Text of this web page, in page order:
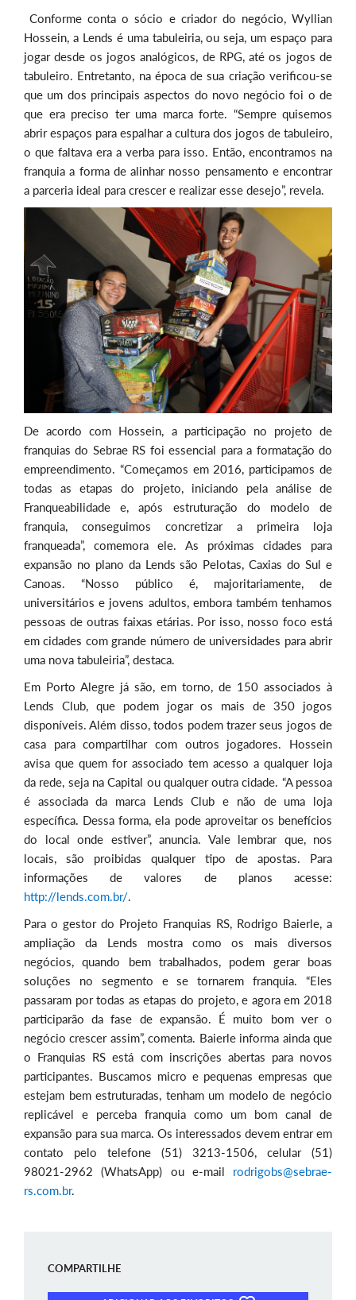
Conforme conta o sócio e criador do negócio, Wyllian
Hossein, a Lends é uma tabuleiria, ou seja, um espaço para
jogar desde os jogos analógicos, de RPG, até os jogos de
tabuleiro. Entretanto, na época de sua criação verificou-se
que um dos principais aspectos do novo negócio foi o de
que era preciso ter uma marca forte. “Sempre quisemos
abrir espaços para espalhar a cultura dos jogos de tabuleiro,
o que faltava era a verba para isso. Então, encontramos na
franquia a forma de alinhar nosso pensamento e encontrar
a parceria ideal para crescer e realizar esse desejo”, revela.
De acordo com Hossein, a participação no projeto de
franquias do Sebrae RS foi essencial para a formatação do
empreendimento. “Começamos em 2016, participamos de
todas as etapas do projeto, iniciando pela análise de
Franqueabilidade e, após estruturação do modelo de
franquia, conseguimos concretizar a primeira loja
franqueada”, comemora ele. As próximas cidades para
expansão no plano da Lends são Pelotas, Caxias do Sul e
Canoas. “Nosso público é, majoritariamente, de
universitários e jovens adultos, embora também tenhamos
pessoas de outras faixas etárias. Por isso, nosso foco está
em cidades com grande número de universidades para abrir
uma nova tabuleiria”, destaca.
Em Porto Alegre já são, em torno, de 150 associados à
Lends Club, que podem jogar os mais de 350 jogos
disponíveis. Além disso, todos podem trazer seus jogos de
casa para compartilhar com outros jogadores. Hossein
avisa que quem for associado tem acesso a qualquer loja
da rede, seja na Capital ou qualquer outra cidade. “A pessoa
é associada da marca Lends Club e não de uma loja
específica. Dessa forma, ela pode aproveitar os benefícios
do local onde estiver”, anuncia. Vale lembrar que, nos
locais, são proibidas qualquer tipo de apostas. Para
informações de valores de planos acesse:
http://lends.com.br/.
Para o gestor do Projeto Franquias RS, Rodrigo Baierle, a
ampliação da Lends mostra como os mais diversos
negócios, quando bem trabalhados, podem gerar boas
soluções no segmento e se tornarem franquia. “Eles
passaram por todas as etapas do projeto, e agora em 2018
participarão da fase de expansão. É muito bom ver o
negócio crescer assim”, comenta. Baierle informa ainda que
o Franquias RS está com inscrições abertas para novos
participantes. Buscamos micro e pequenas empresas que
estejam bem estruturadas, tenham um modelo de negócio
replicável e perceba franquia como um bom canal de
expansão para sua marca. Os interessados devem entrar em
contato pelo telefone (51) 3213-1506, celular (51)
98021-2962 (WhatsApp) ou e-mail rodrigobs@sebrae-
rs.com.br.
COMPARTILHE